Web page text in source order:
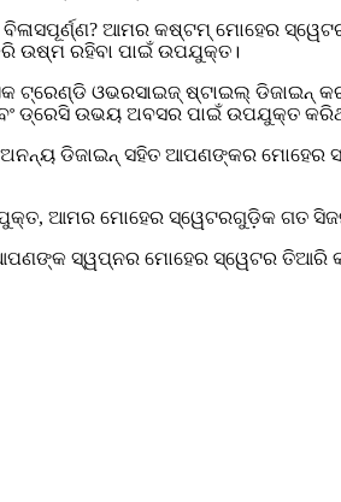
ବିଳାସପୂର୍ଣ୍ଣ? ଆମର କଷ୍ଟମ୍ ମୋହେର
ଉଷ୍ମ ରହିବା ପାଇଁ ଉପଯୁକ୍ତ।
ଟ୍ରେଣ୍ଡି ଓଭରସାଇଜ୍ ଷ୍ଟାଇଲ୍ ଡିଜାଇନ୍
ଡ୍ରେସି ଉଭୟ ଅବସର ପାଇଁ ଉପଯୁକ୍ତ
ଡିଜାଇନ୍ ସହିତ ଆପଣଙ୍କର ମୋହେର
ଆମର ମୋହେର ସ୍ୱେଟରଗୁଡ଼ିକ ଗତ
ସ୍ୱପ୍ନର ମୋହେର ସ୍ୱେଟର ତିଆରି